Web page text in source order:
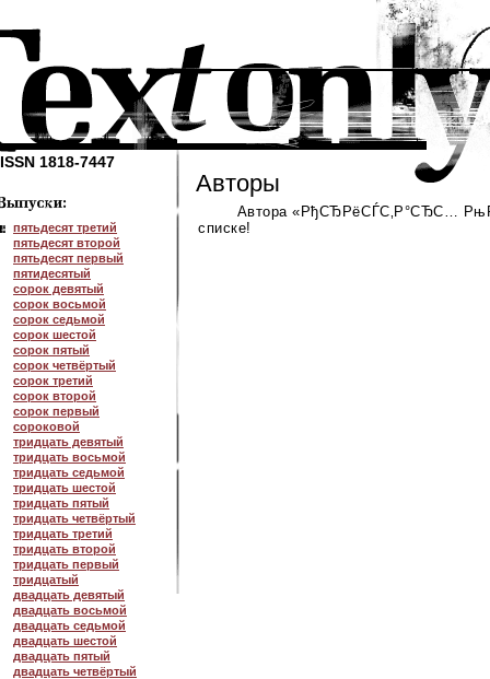
ISSN 1818-7447
пятьдесят третий
пятьдесят второй
пятьдесят первый
пятидесятый
сорок девятый
сорок восьмой
сорок седьмой
сорок шестой
сорок пятый
сорок четвёртый
сорок третий
сорок второй
сорок первый
сороковой
тридцать девятый
тридцать восьмой
тридцать седьмой
тридцать шестой
тридцать пятый
тридцать четвёртый
тридцать третий
тридцать второй
тридцать первый
тридцатый
двадцать девятый
двадцать восьмой
двадцать седьмой
двадцать шестой
двадцать пятый
двадцать четвёртый
Авторы
Автора «РђСЂРёСЃС‚Р°СЂС…
списке!